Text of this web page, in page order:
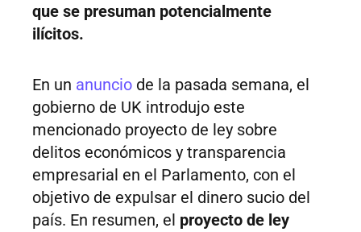
que se presuman potencialmente
ilícitos.
En un anuncio de la pasada semana, el
gobierno de UK introdujo este
mencionado proyecto de ley sobre
delitos económicos y transparencia
empresarial en el Parlamento, con el
objetivo de expulsar el dinero sucio del
país. En resumen, el proyecto de ley